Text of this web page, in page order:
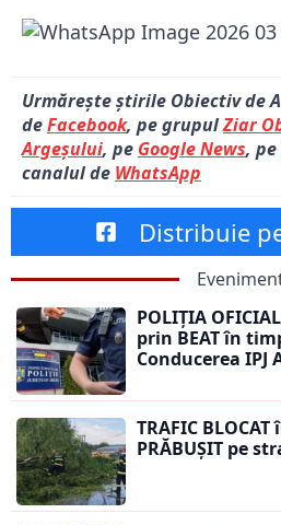
Urmărește știrile Obiectiv de
deFacebook, pe grupulZiar
Argeșului, pe Google News, pe
canalul de WhatsApp
Distribuie
POLIȚIA
prin BEAT în
Conducerea IPJ
TRAFIC BLOCAT
PRĂBUȘIT pe